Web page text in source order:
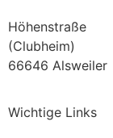
Höhenstraße
(Clubheim)
66646 Alsweiler
Wichtige Links